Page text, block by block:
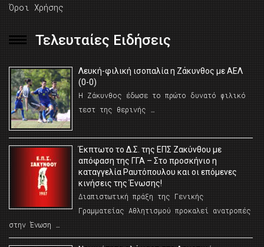
Όροι Χρήσης
Τελευταίες Ειδήσεις
Λευκή-φιλική ισοπαλία η Ζάκυνθος με ΑΕΛ
(0-0)
Η Ζάκυνθος έδωσε το πρώτο δυνατό φιλικό
τεστ της θερινής …
Έκπτωτο το Δ.Σ. της ΕΠΣ Ζακύνθου με
απόφαση της ΓΓΑ – Στο προσκήνιο η
καταγγελία Ραυτόπουλου και οι επόμενες
κινήσεις της Ένωσης!
Διαπιστωτική πράξη της Γενικής
Γραμματείας Αθλητισμού προκαλεί ανατροπές
στην Ένωση …